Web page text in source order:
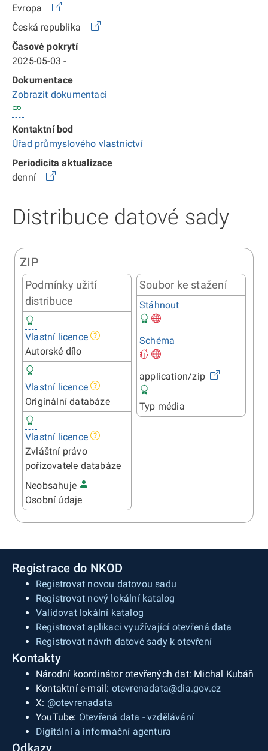
Evropa
Česká republika
Časové pokrytí
2025-05-03 -
Dokumentace
Zobrazit dokumentaci
Kontaktní bod
Úřad průmyslového vlastnictví
Periodicita aktualizace
denní
Distribuce datové sady
ZIP
Podmínky užití
distribuce
Vlastní licence
Autorské dílo
Vlastní licence
Originální databáze
Vlastní licence
Zvláštní právo
pořizovatele databáze
Neobsahuje
Osobní údaje
Soubor ke stažení
Stáhnout
Schéma
application/zip
Typ média
Registrace do NKOD
Registrovat novou datovou sadu
Registrovat nový lokální katalog
Validovat lokální katalog
Registrovat aplikaci využívající otevřená data
Registrovat návrh datové sady k otevření
Kontakty
Národní koordinátor otevřených dat: Michal Kubáň
Kontaktní e-mail: otevrenadata@dia.gov.cz
X: @otevrenadata
YouTube: Otevřená data - vzdělávání
Digitální a informační agentura
Odkazy